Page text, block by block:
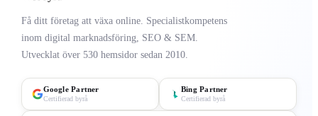
Få ditt företag att växa online. Specialistkompetens
inom digital marknadsföring, SEO & SEM.
Utvecklat över 530 hemsidor sedan 2010.
Google Partner
Certifierad byrå
Bing Partner
Certifierad byrå